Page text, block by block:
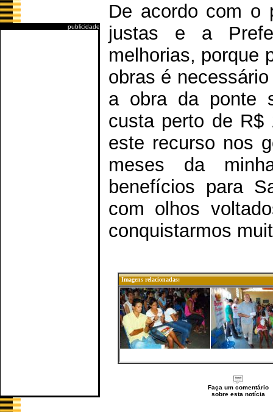
publicidade
De acordo com o
justas e a
melhorias, porque
obras é
a obra da ponte
custa perto de R$
este recurso nos
meses da
benefícios para
com olhos
conquistarmos
Imagens relacionadas:
Faça um comentário
sobre esta notícia